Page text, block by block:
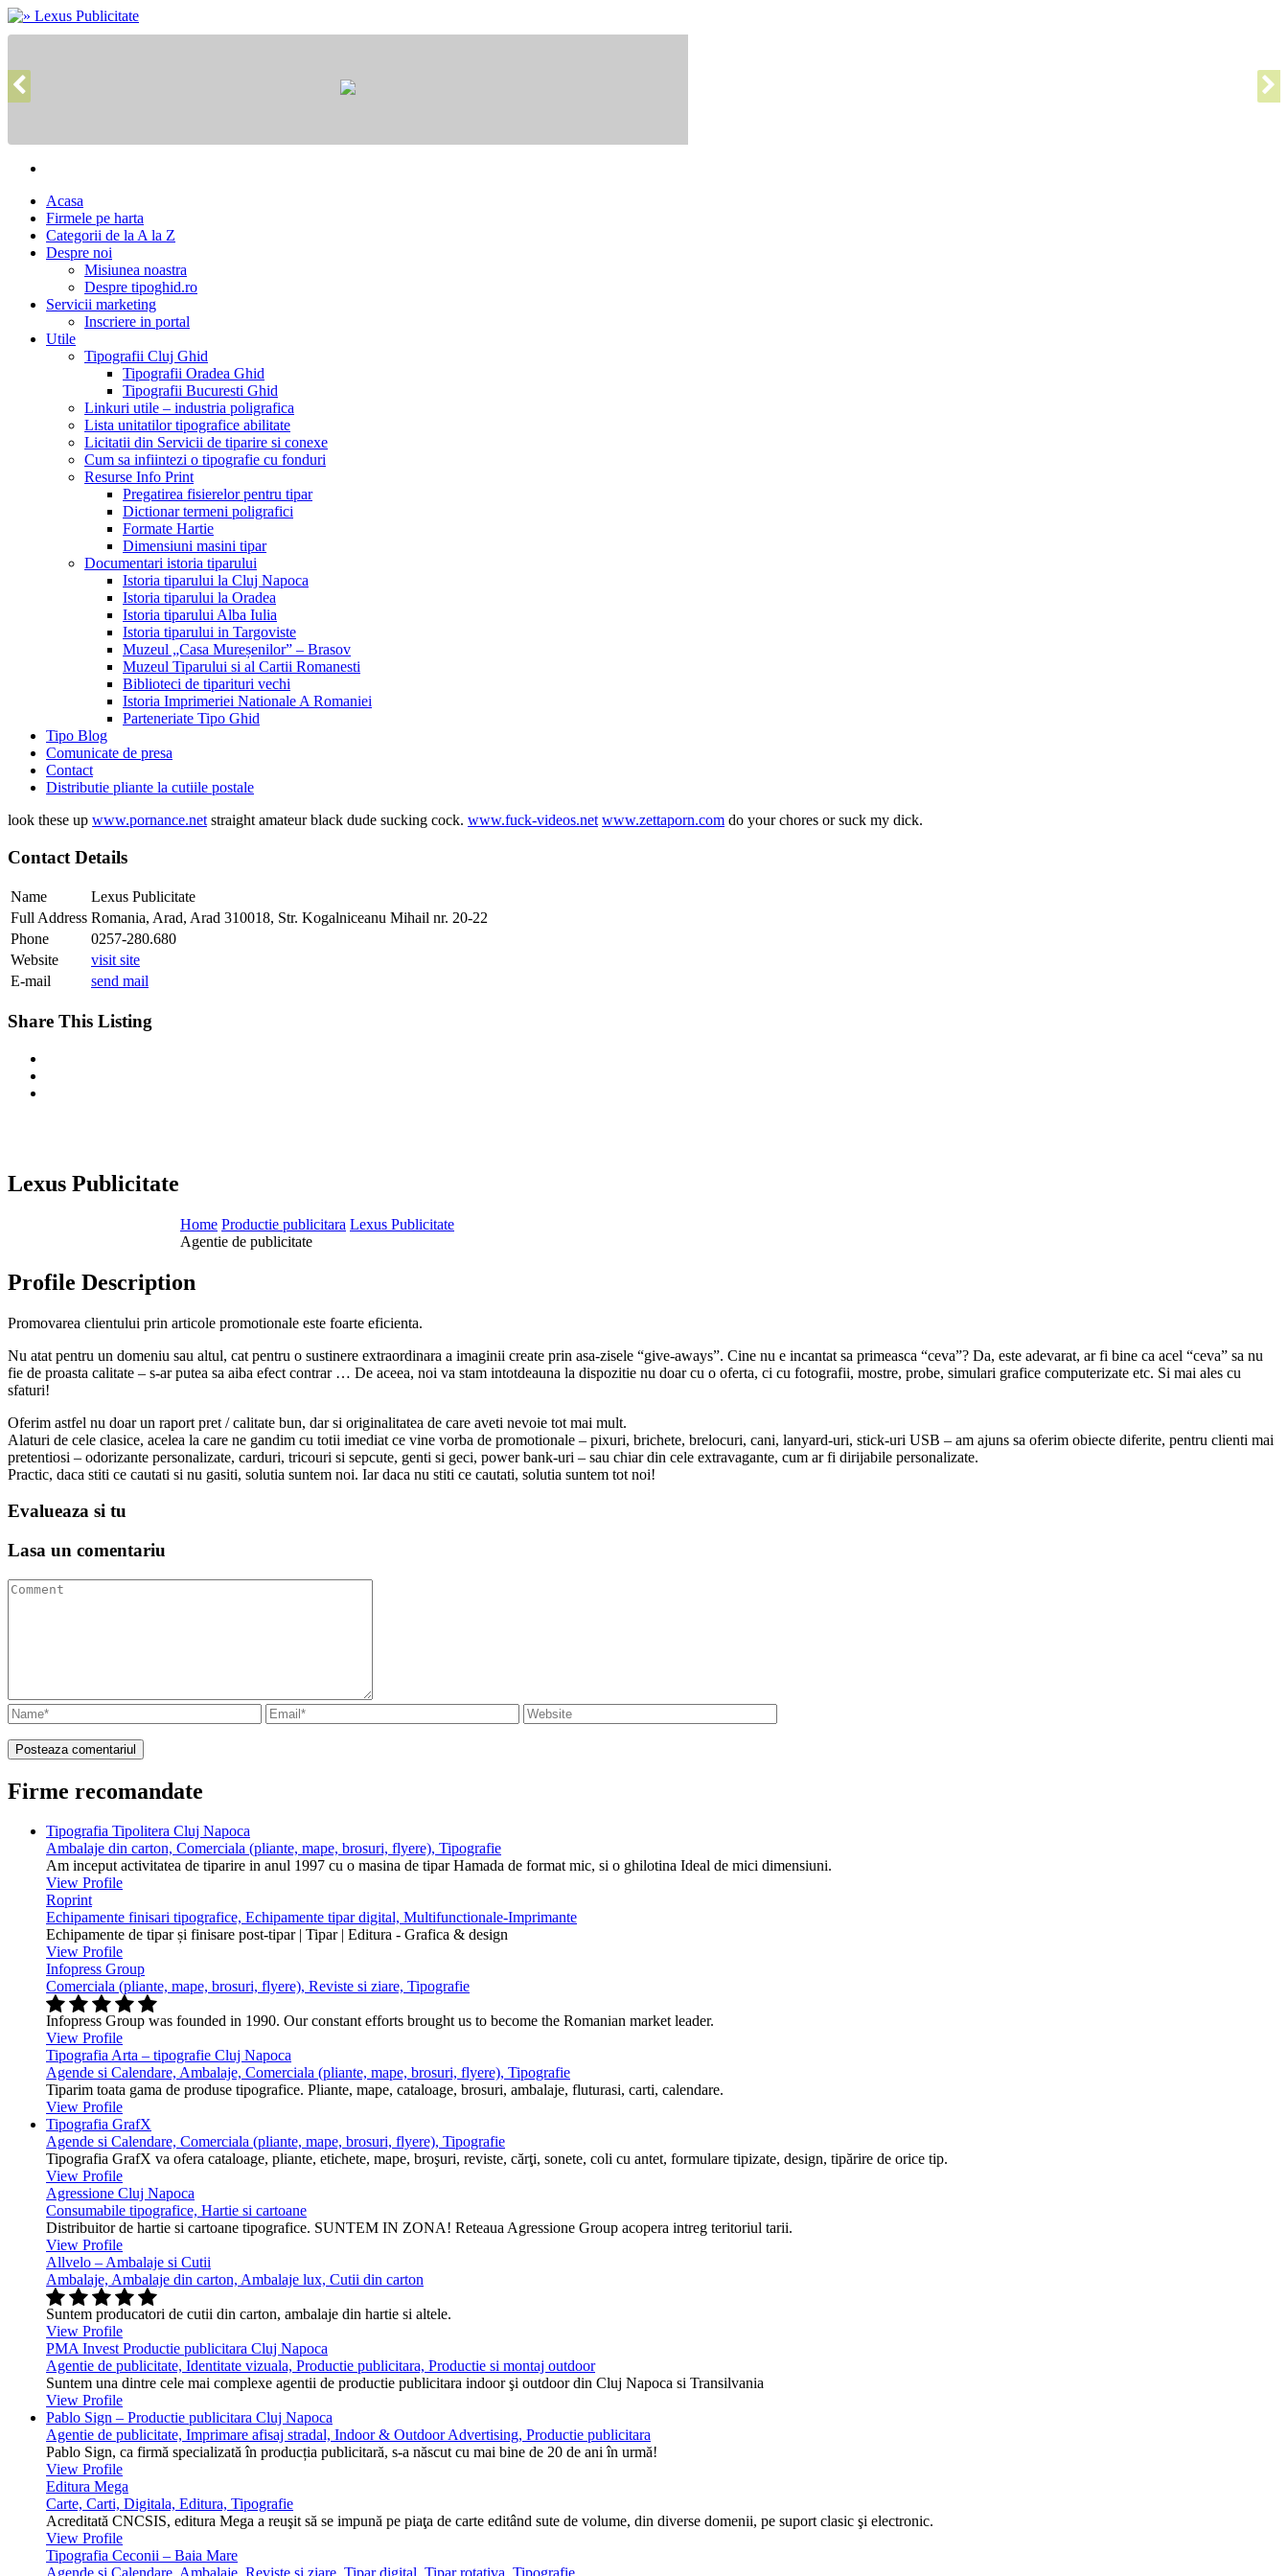
Acasa
Firmele pe harta
Categorii de la A la Z
Despre noi
Misiunea noastra
Despre tipoghid.ro
Servicii marketing
Inscriere in portal
Utile
Tipografii Cluj Ghid
Tipografii Oradea Ghid
Tipografii Bucuresti Ghid
Linkuri utile – industria poligrafica
Lista unitatilor tipografice abilitate
Licitatii din Servicii de tiparire si conexe
Cum sa infiintezi o tipografie cu fonduri
Resurse Info Print
Pregatirea fisierelor pentru tipar
Dictionar termeni poligrafici
Formate Hartie
Dimensiuni masini tipar
Documentari istoria tiparului
Istoria tiparului la Cluj Napoca
Istoria tiparului la Oradea
Istoria tiparului Alba Iulia
Istoria tiparului in Targoviste
Muzeul „Casa Mureșenilor” – Brasov
Muzeul Tiparului si al Cartii Romanesti
Biblioteci de tiparituri vechi
Istoria Imprimeriei Nationale A Romaniei
Parteneriate Tipo Ghid
Tipo Blog
Comunicate de presa
Contact
Distributie pliante la cutiile postale
look these up www.pornance.net straight amateur black dude sucking cock. www.fuck-videos.net www.zettaporn.com do your chores or suck my dick.
Contact Details
Name
Lexus Publicitate
Full Address Romania, Arad, Arad 310018, Str. Kogalniceanu Mihail nr. 20-22
Phone
0257-280.680
Website
visit site
E-mail
send mail
Share This Listing
Lexus Publicitate
Home Productie publicitara Lexus Publicitate
Agentie de publicitate
Profile Description
Promovarea clientului prin articole promotionale este foarte eficienta.
Nu atat pentru un domeniu sau altul, cat pentru o sustinere extraordinara a imaginii create prin asa-zisele “give-aways”. Cine nu e incantat sa primeasca “ceva”? Da, este adevarat, ar fi bine ca acel “ceva” sa nu
fie de proasta calitate – s-ar putea sa aiba efect contrar … De aceea, noi va stam intotdeauna la dispozitie nu doar cu o oferta, ci cu fotografii, mostre, probe, simulari grafice computerizate etc. Si mai ales cu
sfaturi!
Oferim astfel nu doar un raport pret / calitate bun, dar si originalitatea de care aveti nevoie tot mai mult.
Alaturi de cele clasice, acelea la care ne gandim cu totii imediat ce vine vorba de promotionale – pixuri, brichete, brelocuri, cani, lanyard-uri, stick-uri USB – am ajuns sa oferim obiecte diferite, pentru clienti mai
pretentiosi – odorizante personalizate, carduri, tricouri si sepcute, genti si geci, power bank-uri – sau chiar din cele extravagante, cum ar fi dirijabile personalizate.
Practic, daca stiti ce cautati si nu gasiti, solutia suntem noi. Iar daca nu stiti ce cautati, solutia suntem tot noi!
Evalueaza si tu
Lasa un comentariu
Firme recomandate
Tipografia Tipolitera Cluj Napoca
Ambalaje din carton, Comerciala (pliante, mape, brosuri, flyere), Tipografie
Am inceput activitatea de tiparire in anul 1997 cu o masina de tipar Hamada de format mic, si o ghilotina Ideal de mici dimensiuni.
View Profile
Roprint
Echipamente finisari tipografice, Echipamente tipar digital, Multifunctionale-Imprimante
Echipamente de tipar și finisare post-tipar | Tipar | Editura - Grafica & design
View Profile
Infopress Group
Comerciala (pliante, mape, brosuri, flyere), Reviste si ziare, Tipografie
Infopress Group was founded in 1990. Our constant efforts brought us to become the Romanian market leader.
View Profile
Tipografia Arta – tipografie Cluj Napoca
Agende si Calendare, Ambalaje, Comerciala (pliante, mape, brosuri, flyere), Tipografie
Tiparim toata gama de produse tipografice. Pliante, mape, cataloage, brosuri, ambalaje, fluturasi, carti, calendare.
View Profile
Tipografia GrafX
Agende si Calendare, Comerciala (pliante, mape, brosuri, flyere), Tipografie
Tipografia GrafX va ofera cataloage, pliante, etichete, mape, broşuri, reviste, cărţi, sonete, coli cu antet, formulare tipizate, design, tipărire de orice tip.
View Profile
Agressione Cluj Napoca
Consumabile tipografice, Hartie si cartoane
Distribuitor de hartie si cartoane tipografice. SUNTEM IN ZONA! Reteaua Agressione Group acopera intreg teritoriul tarii.
View Profile
Allvelo – Ambalaje si Cutii
Ambalaje, Ambalaje din carton, Ambalaje lux, Cutii din carton
Suntem producatori de cutii din carton, ambalaje din hartie si altele.
View Profile
PMA Invest Productie publicitara Cluj Napoca
Agentie de publicitate, Identitate vizuala, Productie publicitara, Productie si montaj outdoor
Suntem una dintre cele mai complexe agentii de productie publicitara indoor şi outdoor din Cluj Napoca si Transilvania
View Profile
Pablo Sign – Productie publicitara Cluj Napoca
Agentie de publicitate, Imprimare afisaj stradal, Indoor & Outdoor Advertising, Productie publicitara
Pablo Sign, ca firmă specializată în producția publicitară, s-a născut cu mai bine de 20 de ani în urmă!
View Profile
Editura Mega
Carte, Carti, Digitala, Editura, Tipografie
Acreditată CNCSIS, editura Mega a reuşit să se impună pe piaţa de carte editând sute de volume, din diverse domenii, pe suport clasic şi electronic.
View Profile
Tipografia Ceconii – Baia Mare